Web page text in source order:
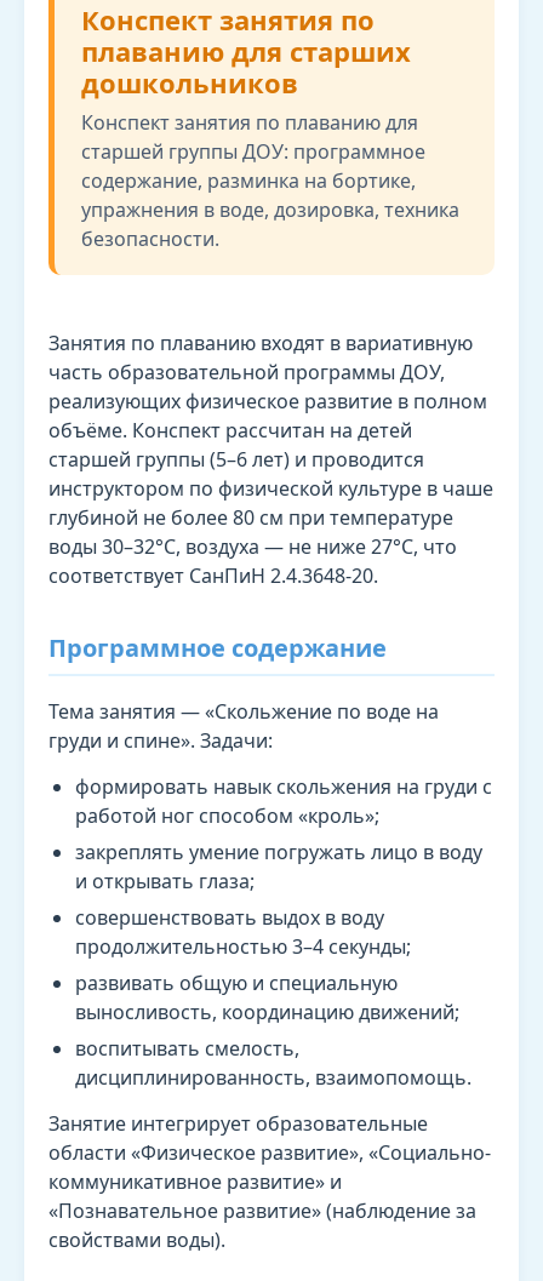
Конспект занятия по
плаванию для старших
дошкольников
Конспект занятия по плаванию для
старшей группы ДОУ: программное
содержание, разминка на бортике,
упражнения в воде, дозировка, техника
безопасности.
Занятия по плаванию входят в вариативную
часть образовательной программы ДОУ,
реализующих физическое развитие в полном
объёме. Конспект рассчитан на детей
старшей группы (5–6 лет) и проводится
инструктором по физической культуре в чаше
глубиной не более 80 см при температуре
воды 30–32°C, воздуха — не ниже 27°C, что
соответствует СанПиН 2.4.3648-20.
Программное содержание
Тема занятия — «Скольжение по воде на
груди и спине». Задачи:
формировать навык скольжения на груди с
работой ног способом «кроль»;
закреплять умение погружать лицо в воду
и открывать глаза;
совершенствовать выдох в воду
продолжительностью 3–4 секунды;
развивать общую и специальную
выносливость, координацию движений;
воспитывать смелость,
дисциплинированность, взаимопомощь.
Занятие интегрирует образовательные
области «Физическое развитие», «Социально-
коммуникативное развитие» и
«Познавательное развитие» (наблюдение за
свойствами воды).